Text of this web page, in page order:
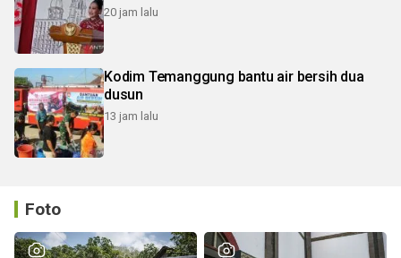
20 jam lalu
Kodim Temanggung bantu air bersih dua
dusun
13 jam lalu
Foto